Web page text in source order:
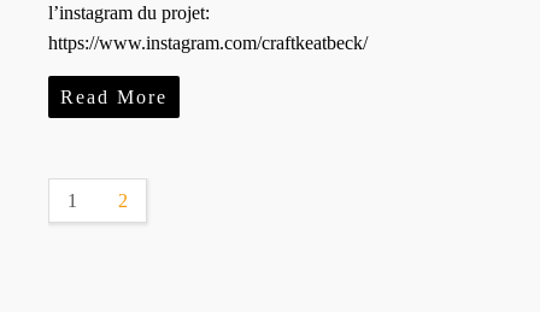
l’instagram du projet:
https://www.instagram.com/craftkeatbeck/
Read More
1 2